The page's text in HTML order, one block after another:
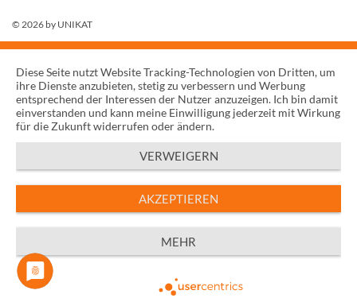
© 2026 by UNIKAT
Diese Seite nutzt Website Tracking-Technologien von Dritten, um
ihre Dienste anzubieten, stetig zu verbessern und Werbung
entsprechend der Interessen der Nutzer anzuzeigen. Ich bin damit
einverstanden und kann meine Einwilligung jederzeit mit Wirkung
für die Zukunft widerrufen oder ändern.
VERWEIGERN
AKZEPTIEREN
MEHR